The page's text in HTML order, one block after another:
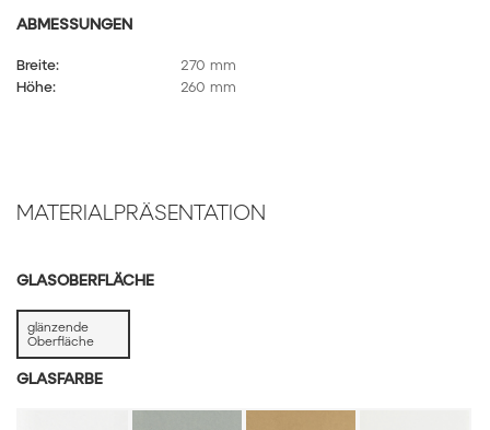
ABMESSUNGEN
Breite:
270 mm
Höhe:
260 mm
MATERIALPRÄSENTATION
GLASOBERFLÄCHE
glänzende
Oberfläche
GLASFARBE